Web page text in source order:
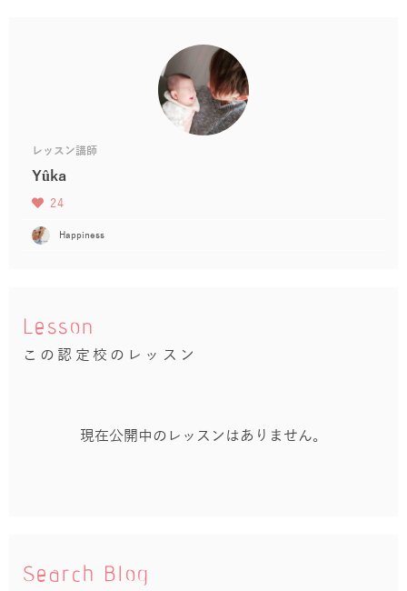
レッスン講師
Yûka
24
Happiness
Lesson
この認定校のレッスン
現在公開中のレッスンはありません。
Search Blog